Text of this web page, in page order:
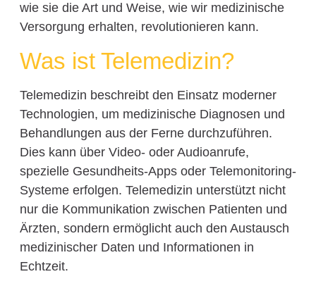
wie sie die Art und Weise, wie wir medizinische
Versorgung erhalten, revolutionieren kann.
Was ist Telemedizin?
Telemedizin beschreibt den Einsatz moderner
Technologien, um medizinische Diagnosen und
Behandlungen aus der Ferne durchzuführen.
Dies kann über Video- oder Audioanrufe,
spezielle Gesundheits-Apps oder Telemonitoring-
Systeme erfolgen. Telemedizin unterstützt nicht
nur die Kommunikation zwischen Patienten und
Ärzten, sondern ermöglicht auch den Austausch
medizinischer Daten und Informationen in
Echtzeit.